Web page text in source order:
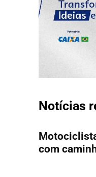
Notícias
com